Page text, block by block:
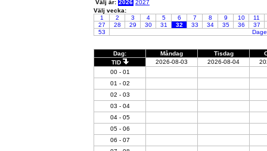
Välj år: 2026 2027
Välj vecka:
1
2 3 4 5 6 7 8 9 10
11
27
28 29 30 31 32 33 34 35 36
37
53
Dag: Måndag Tisdag
TID
2026-08-03 2026-08-04
00 - 01
01 - 02
02 - 03
03 - 04
04 - 05
05 - 06
06 - 07